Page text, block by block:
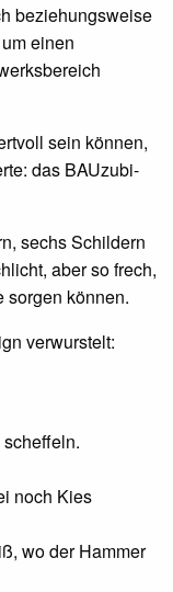
beziehungsweise
einen
sein können,
das BAUzubi-
sechs Schildern
aber so frech,
sorgen können.
verwurstelt:
noch Kies
wo der Hammer